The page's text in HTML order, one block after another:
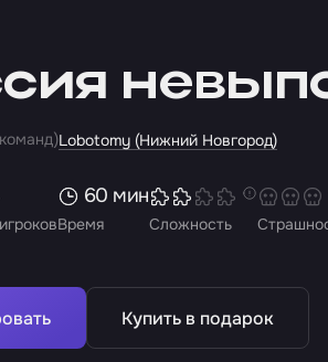
Lobotomy (Нижний Новгород)
команд)
Время
60 мин
Сложность
Купить в подарок